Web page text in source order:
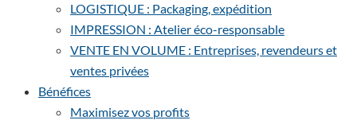
LOGISTIQUE : Packaging, expédition
IMPRESSION : Atelier éco-responsable
VENTE EN VOLUME : Entreprises, revendeurs et
ventes privées
Bénéfices
Maximisez vos profits